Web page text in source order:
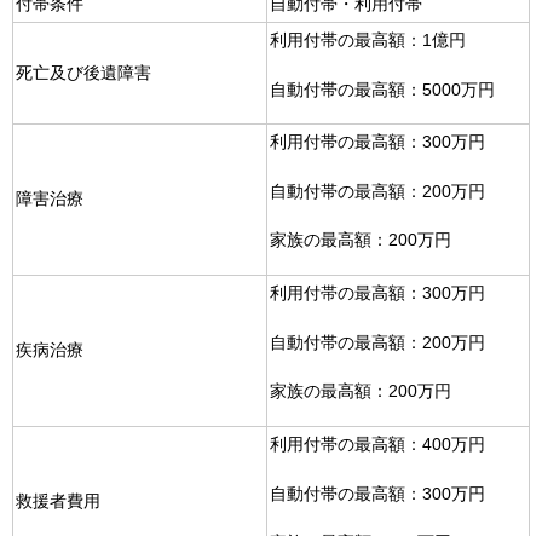
付帯条件 自動付帯・利用付帯
死亡及び後遺障害
利用付帯の最高額：1億円
自動付帯の最高額：5000万円
障害治療
利用付帯の最高額：300万円
自動付帯の最高額：200万円
家族の最高額：200万円
疾病治療
利用付帯の最高額：300万円
自動付帯の最高額：200万円
家族の最高額：200万円
救援者費用
利用付帯の最高額：400万円
自動付帯の最高額：300万円